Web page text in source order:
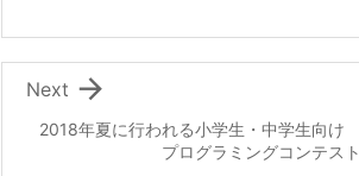
2018年夏に行われる小学生・中学生向け
プログラミングコンテスト

Next